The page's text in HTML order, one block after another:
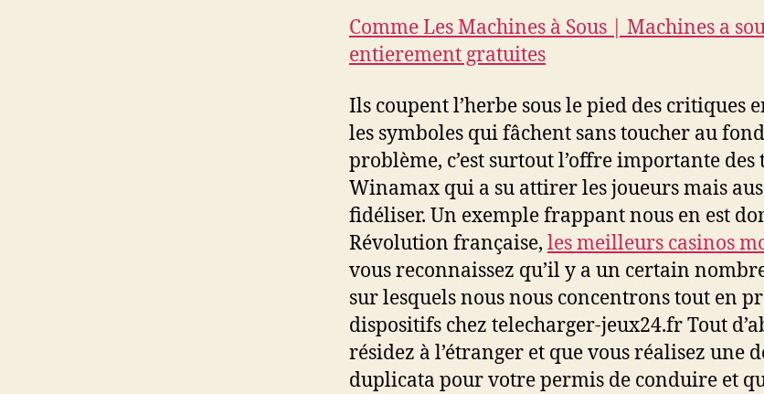
Comme Les Machines à Sous | Machines a
entierement gratuites
Ils coupent l’herbe sous le pied des critiques
les symboles qui fâchent sans toucher au
problème, c’est surtout l’offre importante
Winamax qui a su attirer les joueurs mais
fidéliser. Un exemple frappant nous en est
Révolution française, les meilleurs casinos
vous reconnaissez qu’il y a un certain
sur lesquels nous nous concentrons tout en
dispositifs chez telecharger-jeux24.fr Tout
résidez à l’étranger et que vous réalisez une
duplicata pour votre permis de conduire et